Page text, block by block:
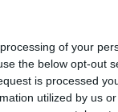
of your
the below opt-out
is processed
utilized by us
Κέιτ
έντονο